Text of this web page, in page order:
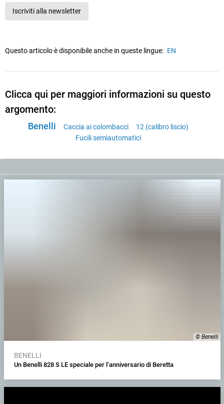
Iscriviti alla newsletter
Questo articolo è disponibile anche in queste lingue: EN
Clicca qui per maggiori informazioni su questo
argomento:
Benelli Caccia ai colombacci
12 (calibro liscio)
Fucili semiautomatici
© Benelli
BENELLI
Un Benelli 828 S LE speciale per l’anniversario di Beretta